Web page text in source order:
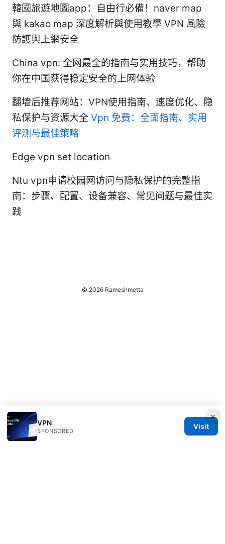
韓國旅遊地圖app：自由行必備！naver map
與 kakao map 深度解析與使用教學 VPN 風險
防護與上網安全
China vpn: 全网最全的指南与实用技巧，帮助
你在中国获得稳定安全的上网体验
翻墙后推荐网站：VPN使用指南、速度优化、隐
私保护与资源大全 Vpn 免费：全面指南、实用
评测与最佳策略
Edge vpn set location
Ntu vpn申请校园网访问与隐私保护的完整指
南：步骤、配置、设备兼容、常见问题与最佳实
践
×
VPN
SPONSORED
Visit
© 2026 Rameshmetta